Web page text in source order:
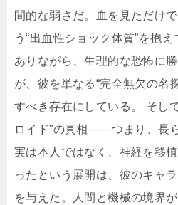
間的な弱さだ。血を見ただけ
う“出血性ショック体質”を抱
ありながら、生理的な恐怖に
が、彼を単なる“完全無欠の名
すべき存在にしている。 そし
ロイド”の真相――つまり、長
実は本人ではなく、神経を移
ったという展開は、彼のキャ
を与えた。人間と機械の境界